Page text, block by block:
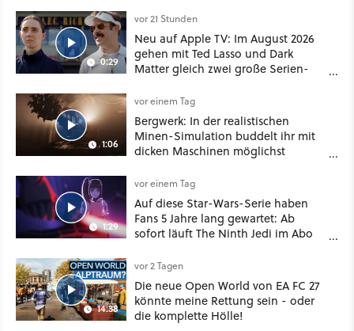
0:29
vor 21 Stunden
Neu auf Apple TV: Im August 2026
gehen mit Ted Lasso und Dark
Matter gleich zwei große Serien-
1:06
vor einem Tag
Bergwerk: In der realistischen
Minen-Simulation buddelt ihr mit
dicken Maschinen möglichst
1:29
vor einem Tag
Auf diese Star-Wars-Serie haben
Fans 5 Jahre lang gewartet: Ab
sofort läuft The Ninth Jedi im Abo
14:38
vor 2 Tagen
Die neue Open World von EA FC 27
könnte meine Rettung sein - oder
die komplette Hölle!